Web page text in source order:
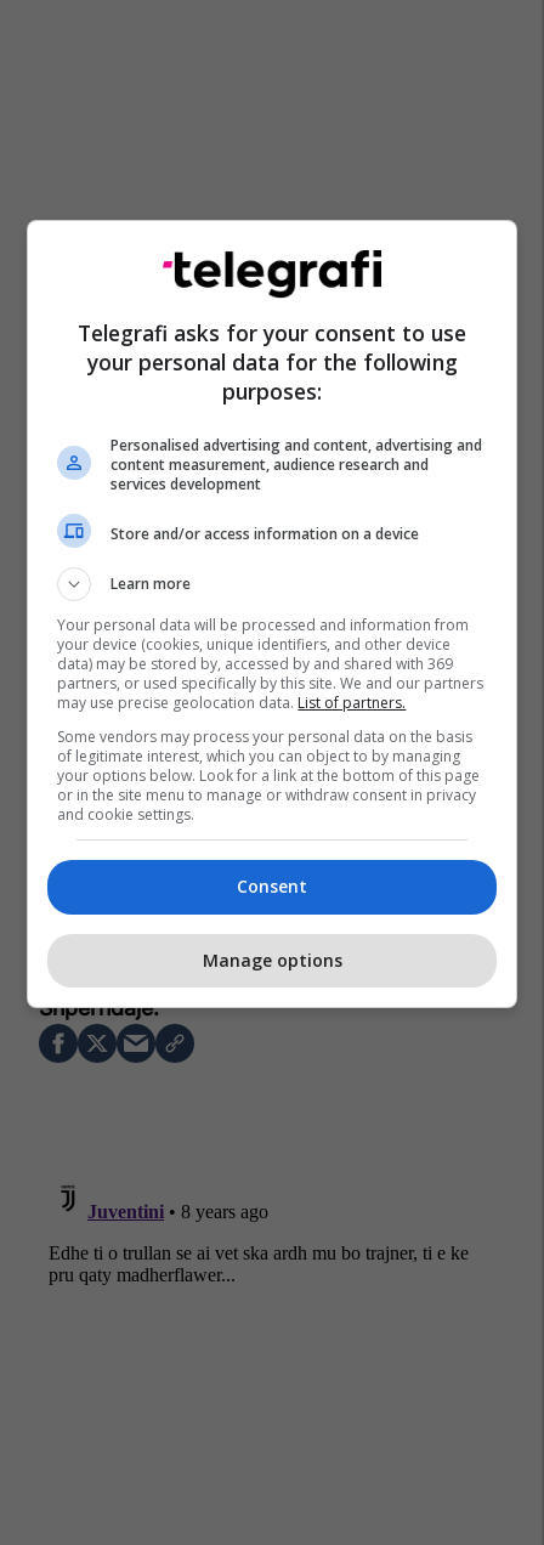
Figc Kombëtarja E Italisë
Giampiero Ventura
Carlo Tavecchio
Telegrafi asks for your consent to use
your personal data for the following
purposes:
Personalised advertising and content, advertising and
content measurement, audience research and
services development
Store and/or access information on a device
Learn more
Your personal data will be processed and information from
your device (cookies, unique identifiers, and other device
data) may be stored by, accessed by and shared with 369
partners, or used specifically by this site. We and our partners
may use precise geolocation data. List of partners.
Some vendors may process your personal data on the basis
of legitimate interest, which you can object to by managing
your options below. Look for a link at the bottom of this page
or in the site menu to manage or withdraw consent in privacy
and cookie settings.
Consent
Manage options